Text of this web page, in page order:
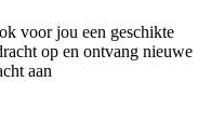
voor jou een geschikte
op en ontvang nieuwe
aan